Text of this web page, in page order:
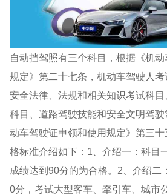
自动挡驾照有三个科目，根据《机
规定》第二十七条，机动车驾驶人
安全法律、法规和相关知识考试科
科目、道路驾驶技能和安全文明驾
动车驾驶证申领和使用规定》第三
格标准介绍如下：1、介绍一：科目
成绩达到90分的为合格。2、介绍二
0分，考试大型客车、牵引车、城市